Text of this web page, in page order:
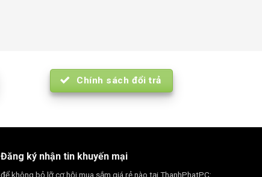
Chính sách đổi trả
Đăng ký nhận tin khuyến mại
để không bỏ lỡ cơ hội mua sắm giá rẻ nào tại ThanhPhatPC: